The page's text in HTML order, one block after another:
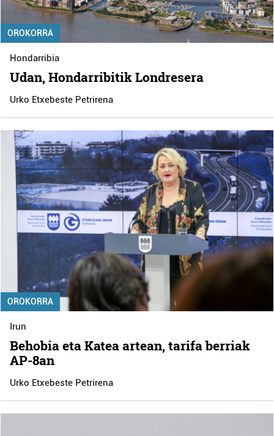
OROKORRA
Hondarribia
Udan, Hondarribitik Londresera
Urko Etxebeste Petrirena
OROKORRA
Irun
Behobia eta Katea artean, tarifa berriak
AP-8an
Urko Etxebeste Petrirena